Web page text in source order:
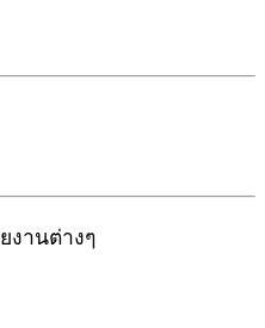
งานต่างๆ